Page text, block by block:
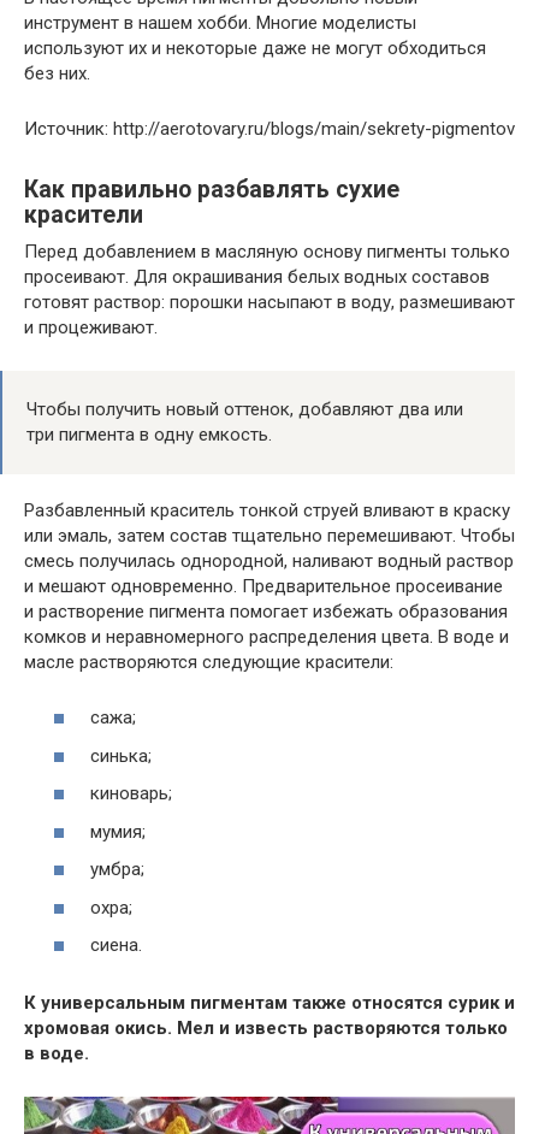
инструмент в нашем хобби. Многие моделисты
используют их и некоторые даже не могут обходиться
без них.
Источник: http://aerotovary.ru/blogs/main/sekrety-pigmentov
Как правильно разбавлять сухие
красители
Перед добавлением в масляную основу пигменты только
просеивают. Для окрашивания белых водных составов
готовят раствор: порошки насыпают в воду, размешивают
и процеживают.
Чтобы получить новый оттенок, добавляют два или
три пигмента в одну емкость.
Разбавленный краситель тонкой струей вливают в краску
или эмаль, затем состав тщательно перемешивают. Чтобы
смесь получилась однородной, наливают водный раствор
и мешают одновременно. Предварительное просеивание
и растворение пигмента помогает избежать образования
комков и неравномерного распределения цвета. В воде и
масле растворяются следующие красители:
сажа;
синька;
киноварь;
мумия;
умбра;
охра;
сиена.
К универсальным пигментам также относятся сурик и
хромовая окись. Мел и известь растворяются только
в воде.